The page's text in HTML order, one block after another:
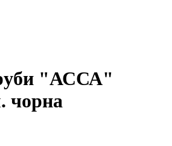
"АССА"
чорна